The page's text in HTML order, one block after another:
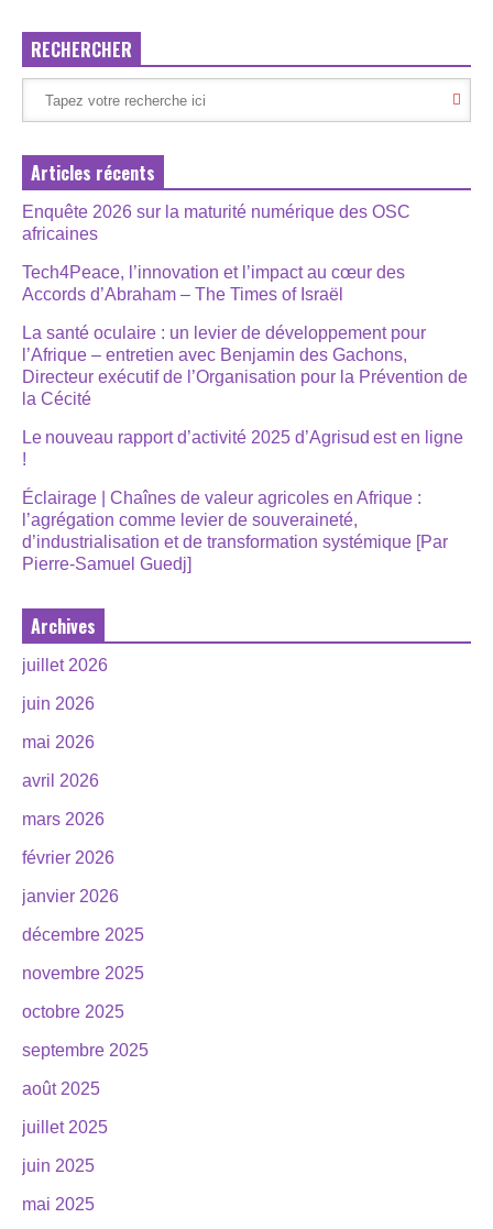
RECHERCHER
Articles récents
Enquête 2026 sur la maturité numérique des OSC
africaines
Tech4Peace, l’innovation et l’impact au cœur des
Accords d’Abraham – The Times of Israël
La santé oculaire : un levier de développement pour
l’Afrique – entretien avec Benjamin des Gachons,
Directeur exécutif de l’Organisation pour la Prévention de
la Cécité
Le nouveau rapport d’activité 2025 d’Agrisud est en ligne
!
Éclairage | Chaînes de valeur agricoles en Afrique :
l’agrégation comme levier de souveraineté,
d’industrialisation et de transformation systémique [Par
Pierre-Samuel Guedj]
Archives
juillet 2026
juin 2026
mai 2026
avril 2026
mars 2026
février 2026
janvier 2026
décembre 2025
novembre 2025
octobre 2025
septembre 2025
août 2025
juillet 2025
juin 2025
mai 2025